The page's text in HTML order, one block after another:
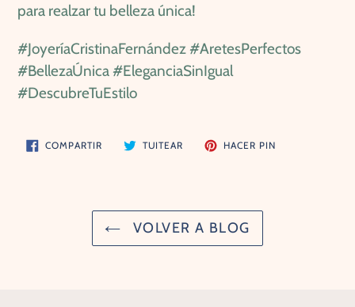
para realzar tu belleza única!
#JoyeríaCristinaFernández #AretesPerfectos
#BellezaÚnica #EleganciaSinIgual
#DescubreTuEstilo
COMPARTIRCOMPARTIR
EN
TUITEAR TUITEAR HACER PINPINEAR
EN
VOLVER A BLOG